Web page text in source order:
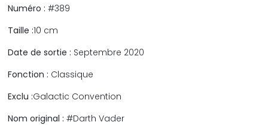
Numéro : #389
Taille :10 cm
Date de sortie : Septembre 2020
Fonction : Classique
Exclu :Galactic Convention
Nom original : #Darth Vader